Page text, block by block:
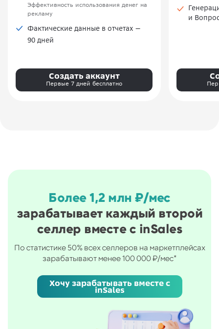
Эффективность использования денег на
рекламу
Фактические данные в отчетах —
90 дней
Создать аккаунт
Первые 7 дней бесплатно
и
Более 1,2 млн ₽/мес
зарабатывает каждый второй
селлер вместе с inSales
По статистике 50% всех селлеров на маркетплейсах
зарабатывают менее 100 000 ₽/мес*
Хочу зарабатывать вместе с
inSales